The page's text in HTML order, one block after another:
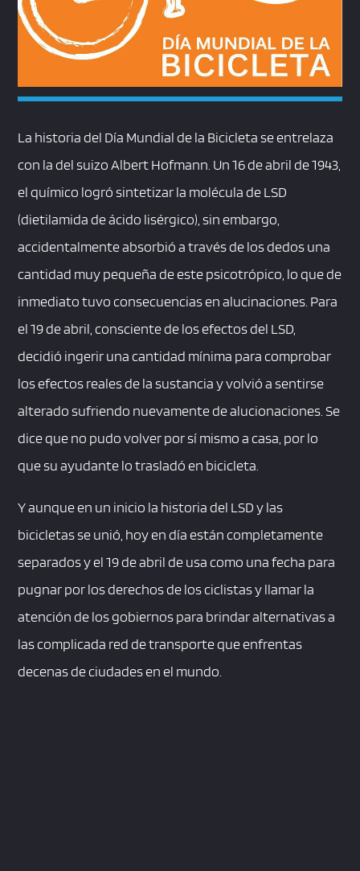
La historia del Día Mundial de la Bicicleta se entrelaza
con la del suizo Albert Hofmann. Un 16 de abril de 1943,
el químico logró sintetizar la molécula de LSD
(dietilamida de ácido lisérgico), sin embargo,
accidentalmente absorbió a través de los dedos una
cantidad muy pequeña de este psicotrópico, lo que de
inmediato tuvo consecuencias en alucinaciones. Para
el 19 de abril, consciente de los efectos del LSD,
decidió ingerir una cantidad mínima para comprobar
los efectos reales de la sustancia y volvió a sentirse
alterado sufriendo nuevamente de alucionaciones. Se
dice que no pudo volver por sí mismo a casa, por lo
que su ayudante lo trasladó en bicicleta.
Y aunque en un inicio la historia del LSD y las
bicicletas se unió, hoy en día están completamente
separados y el 19 de abril de usa como una fecha para
pugnar por los derechos de los ciclistas y llamar la
atención de los gobiernos para brindar alternativas a
las complicada red de transporte que enfrentas
decenas de ciudades en el mundo.